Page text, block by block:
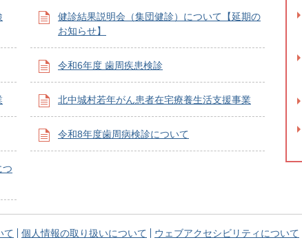
健診結果説明会（集団健診）について【延期の
お知らせ】
令和6年度 歯周疾患検診
北中城村若年がん患者在宅療養生活支援事業
令和8年度歯周病検診について
つ
て 個人情報の取り扱いについて ウェブアクセシビリティについて